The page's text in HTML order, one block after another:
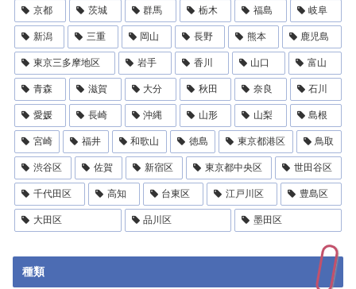
京都 茨城 群馬 栃木 福島 岐阜
新潟 三重 岡山 長野 熊本 鹿児島
東京三多摩地区 岩手 香川 山口 富山
青森 滋賀 大分 秋田 奈良 石川
愛媛 長崎 沖縄 山形 山梨 島根
宮崎 福井 和歌山 徳島 東京都港区 鳥取
渋谷区 佐賀 新宿区 東京都中央区 世田谷区
千代田区 高知 台東区 江戸川区 豊島区
大田区 品川区 墨田区
種類